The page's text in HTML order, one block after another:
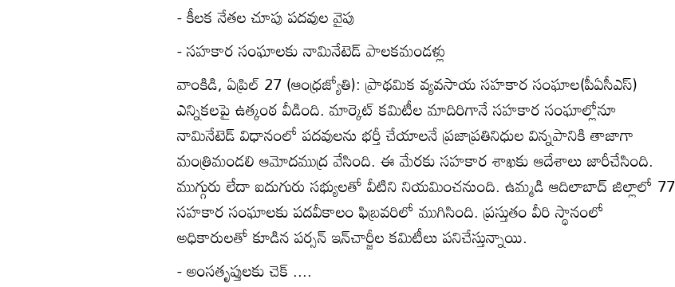
- కీలక నేతల చూపు పదవుల వైపు
- సహకార సంఘాలకు నామినేటెడ్‌ పాలకమండళ్లు
వాంకిడి, ఏప్రిల్‌ 27 (ఆంధ్రజ్యోతి): ప్రాథమిక వ్యవసాయ సహకార సంఘాల(పీఏసీఎస్‌)
ఎన్నికలపై ఉత్కంఠ వీడింది. మార్కెట్‌ కమిటీల మాదిరిగానే సహకార సంఘాల్లోనూ
నామినేటెడ్‌ విధానంలో పదవులను భర్తీ చేయాలనే ప్రజాప్రతినిధుల విన్నపానికి తాజాగా
మంత్రిమండలి ఆమోదముద్ర వేసింది. ఈ మేరకు సహకార శాఖకు ఆదేశాలు జారీచేసింది.
ముగ్గురు లేదా ఐదుగురు సభ్యులతో వీటిని నియమించనుంది. ఉమ్మడి ఆదిలాబాద్‌ జిల్లాలో 77
సహకార సంఘాలకు పదవీకాలం ఫిబ్రవరిలో ముగిసింది. ప్రస్తుతం వీరి స్థానంలో
అధికారులతో కూడిన పర్సన్‌ ఇన్‌చార్జీల కమిటీలు పనిచేస్తున్నాయి.
- అంసతృప్తులకు చెక్‌ ....